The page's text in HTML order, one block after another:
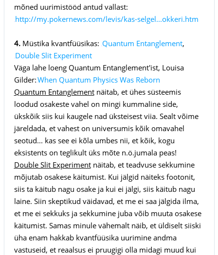
mõned uurimistööd antud vallast:
http://my.pokernews.com/levis/kas-selgel...okkeri.htm
4.Müstika kvantfüüsikas: Quantum Entanglement,
Double Slit Experiment
Väga lahe loeng Quantum Entanglement'ist, Louisa
Gilder:When Quantum Physics Was Reborn
Quantum Entanglementnäitab, et ühes süsteemis
loodud osakeste vahel on mingi kummaline side,
ükskõik siis kui kaugele nad üksteisest viia. Sealt võime
järeldada, et vahest on universumis kõik omavahel
seotud... kas see ei kõla umbes nii, et kõik, kogu
eksistents on teglikult üks mõte n.ö.jumala peas!
Double Slit Experimentnäitab, et teadvuse sekkumine
mõjutab osakese käitumist. Kui jälgid näiteks footonit,
siis ta käitub nagu osake ja kui ei jälgi, siis käitub nagu
laine. Siin skeptikud väidavad, et me ei saa jälgida ilma,
et me ei sekkuks ja sekkumine juba võib muuta osakese
käitumist. Samas minule vähemalt näib, et üldiselt siiski
üha enam hakkab kvantfüüsika uurimine andma
vastuseid, et reaalsus ei pruugigi olla midagi muud kui